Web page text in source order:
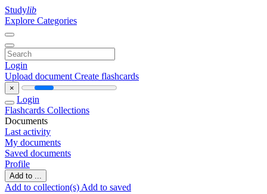
Studylib
Explore Categories
Login
Upload document Create flashcards
×
Login
Flashcards Collections
Documents
Last activity
My documents
Saved documents
Profile
Add to ...
Add to collection(s) Add to saved